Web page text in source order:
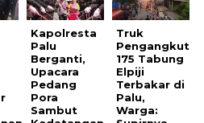
Kapolresta
Palu
Berganti,
Upacara
Pedang
Pora
Sambut
Truk
Pengangkut
175 Tabung
Elpiji
Terbakar di
Palu,
Warga: